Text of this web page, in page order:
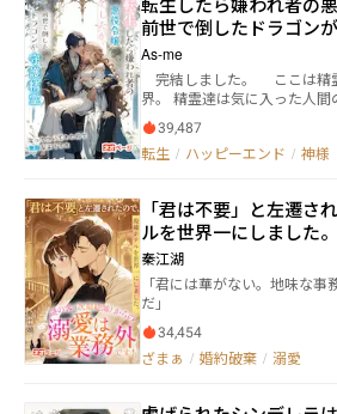
かれる。 鷺坂悠真が心の底か
こそ、 すべての悲劇を仕組ん
木紗月は、人前で彼の頬を二度
婚届にサイン。 さらに、自ら
実験の同意書にも署名した。 末期がん。余命わずか。
どうせ終わる命なら、この壊
い。 鷺坂悠真は、それをただの癇癪だと思っていた。
どうせ彼女は、いつか泣いて
と。 だが彼は知らなかった。 ――彼女は、もう生きるつも
た。 だが目を覚ましたその日、 ベッドのそばに座って
いたのは、謎の男だった。 彼は静かに言う。 「君があ
の日、俺を救った時から決
たんだ――もう、逃がさない。」 彼女は彼を見つめ、ふっ
と笑った。 ――ああ。 誰かの心のいちばん大切な場所に置
かれるって、 こんなにも温か
前世で倒したドラゴン
ついてきたので無敵なよ
As-me
完結しました。 ここは精霊と人間が共存する世
界。 精霊達は気に入った人間
人間は魔法の力を使う事が出来た。 そして
当たり前となったこの世界で
ェアは守護精霊がいない“加護
て学園では嫌われ、両親から
ていないがどこか一線を引かれている
に疲れを感じていた頃、誰か
とされたフィレンツェアは
─。 前世の記憶を思い出した事によって、フィレン
ツェアの人生は変化することになる。 実
は神様が作った未完成の乙女
ンツェアは断罪される運命の
であったのだ。 前世が『竜殺し』の異名を持つ聖女
ンツェアは悲観する事をや
39,487
転生 / ハッピーエンド / 神様
「君は不要」と左遷さ
ルを世界一にしました
帥）からの溺愛は業務外
秦江湖
「君には華がない。地味な
だ」
34,454
ざまぁ / 婚約破棄 / 溺愛